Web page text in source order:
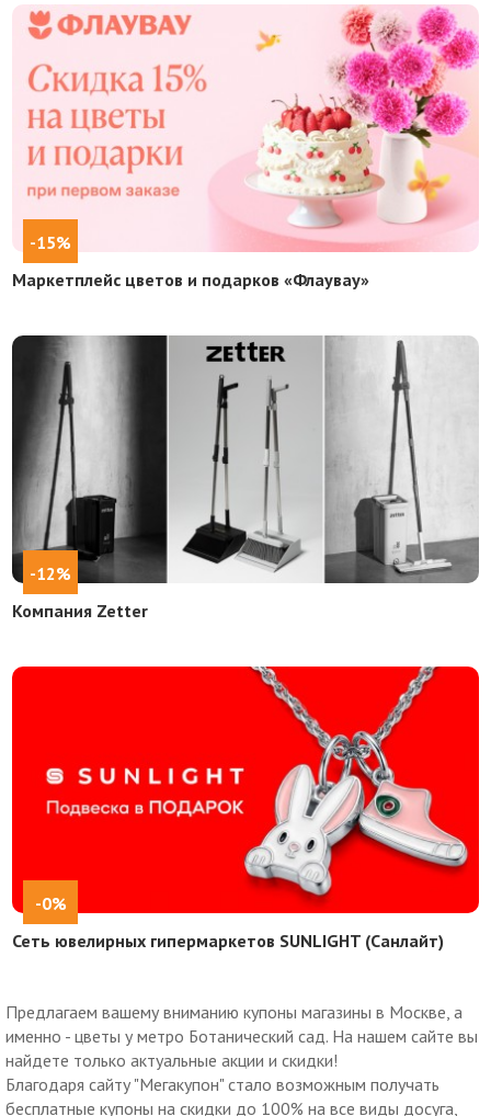
-15%
Маркетплейс цветов и подарков «Флаувау»
-12%
Компания Zetter
-0%
Сеть ювелирных гипермаркетов SUNLIGHT (Санлайт)
Предлагаем вашему вниманию купоны магазины в Москве, а
именно - цветы у метро Ботанический сад. На нашем сайте вы
найдете только актуальные акции и скидки!
Благодаря сайту "Мегакупон" стало возможным получать
бесплатные купоны на скидки до 100% на все виды досуга,